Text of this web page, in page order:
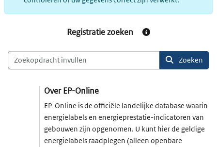
Registratie zoeken Informatie over
Zoeken
Over EP-Online
EP-Online is de officiële landelijke database waarin
energielabels en energieprestatie-indicatoren van
gebouwen zijn opgenomen. U kunt hier de geldige
energielabels raadplegen (alleen openbare